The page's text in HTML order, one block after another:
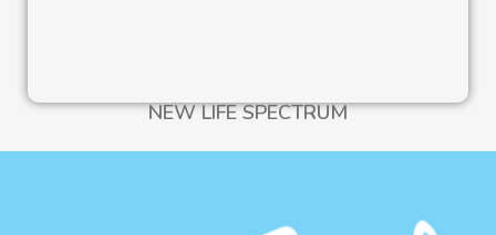
NEW LIFE SPECTRUM